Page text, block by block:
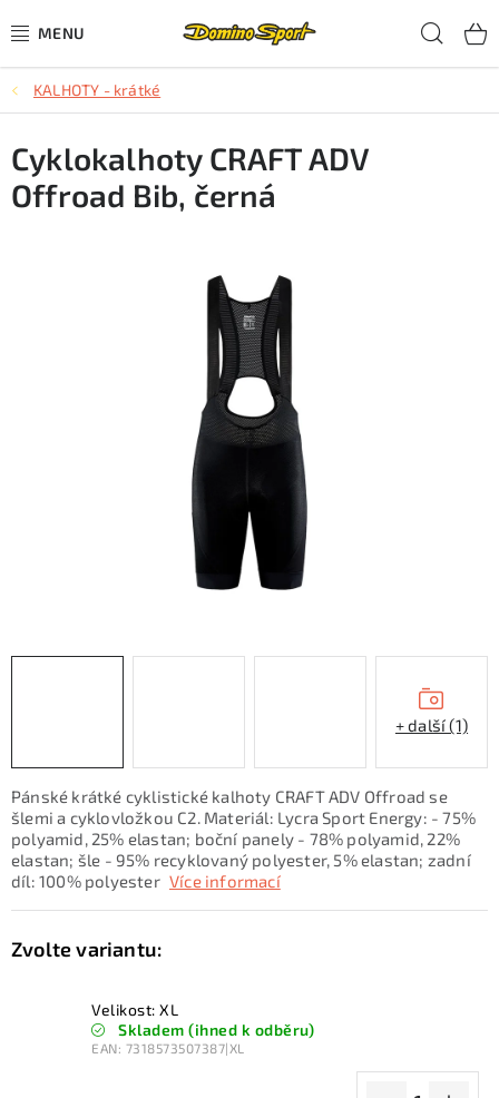
na
CYKLISTIKA
SJEZDOVÉ LYŽOVÁNÍ
SKIALPOVÉ LYŽOVÁNÍ
CYKLO Servis
KALHOTY - krátké
Pánské krátké cyklistické kalhoty CRAFT ADV Offroad se
šlemi a cyklovložkou C2. Materiál: Lycra Sport Energy: - 75%
polyamid, 25% elastan; boční panely - 78% polyamid, 22%
elastan; šle - 95% recyklovaný polyester, 5% elastan; zadní
díl: 100% polyester Více informací
Velikost: XL
Skladem (ihned k odběru)
EAN: 7318573507387|XL
Cyklokalhoty CRAFT ADV
Offroad Bib, černá
+ další (1)